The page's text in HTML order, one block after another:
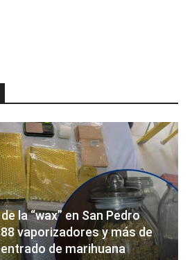
la “wax” en San Pedro
vaporizadores y más de
de marihuana